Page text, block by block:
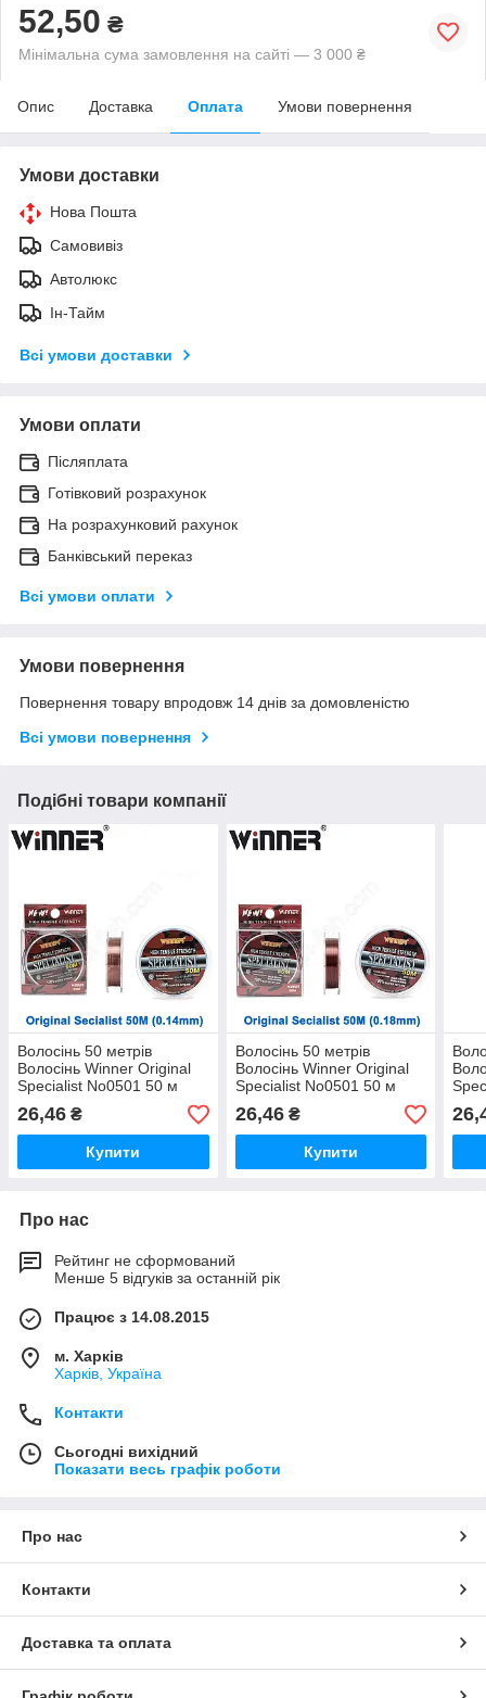
52,50 ₴
Мінімальна сума замовлення на сайті — 3 000 ₴
Опис Доставка Оплата Умови повернення
Умови доставки
Нова Пошта
Самовивіз
Автолюкс
Ін-Тайм
Всі умови доставки
Умови оплати
Післяплата
Готівковий розрахунок
На розрахунковий рахунок
Банківський переказ
Всі умови оплати
Умови повернення
Повернення товару впродовж 14 днів за домовленістю
Всі умови повернення
Подібні товари компанії
Волосінь 50 метрів
Волосінь Winner Original
Specialist No0501 50 м
0,14 мм *
26,46 ₴
Купити
Волосінь 50 метрів
Волосінь Winner Original
Specialist No0501 50 м
0,18 мм *
26,46₴
Купити
Про нас
Рейтинг не сформований
Менше 5 відгуків за останній рік
Працює з 14.08.2015
м. Харків
Харків, Україна
Контакти
Сьогодні вихідний
Показати весь графік роботи
Про нас
Контакти
Доставка та оплата